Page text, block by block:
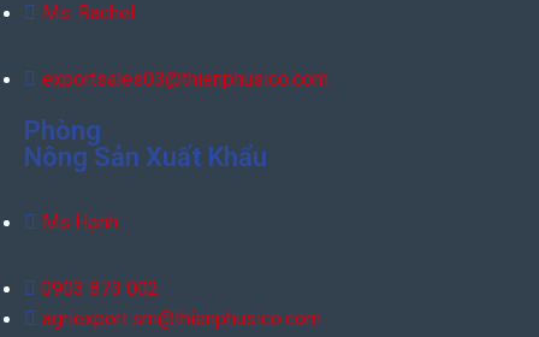
Ms. Rachel
exportsales03@thienphusico.com
Phòng
Nông Sản Xuất Khẩu
Ms Hạnh
0903 873 002
agriexport.sm@thienphusico.com